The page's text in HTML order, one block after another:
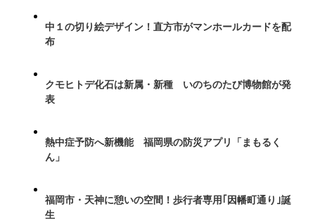
中１の切り絵デザイン！直方市がマンホールカードを配
布
クモヒトデ化石は新属・新種 いのちのたび博物館が発
表
熱中症予防へ新機能 福岡県の防災アプリ「まもるく
ん」
福岡市・天神に憩いの空間！歩行者専用｢因幡町通り｣誕
生